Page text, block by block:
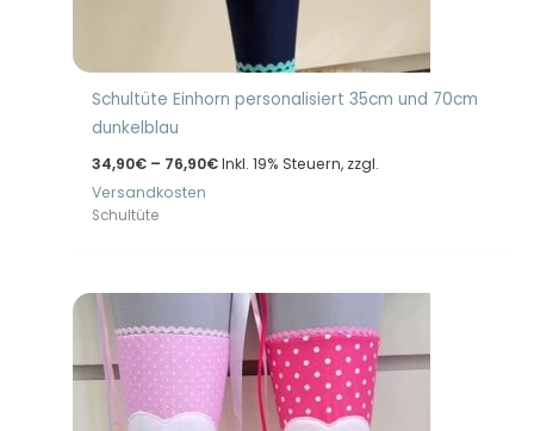
Schultüte Einhorn personalisiert 35cm und 70cm
dunkelblau
34,90€ – 76,90€Preisspanne:
Inkl. 19% Steuern, zzgl.
Versandkosten
Schultüte